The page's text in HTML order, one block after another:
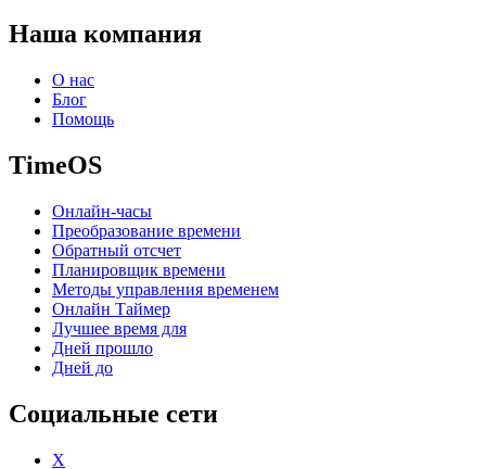
Наша компания
О нас
Блог
Помощь
TimeOS
Онлайн-часы
Преобразование времени
Обратный отсчет
Планировщик времени
Методы управления временем
Онлайн Таймер
Лучшее время для
Дней прошло
Дней до
Социальные сети
X